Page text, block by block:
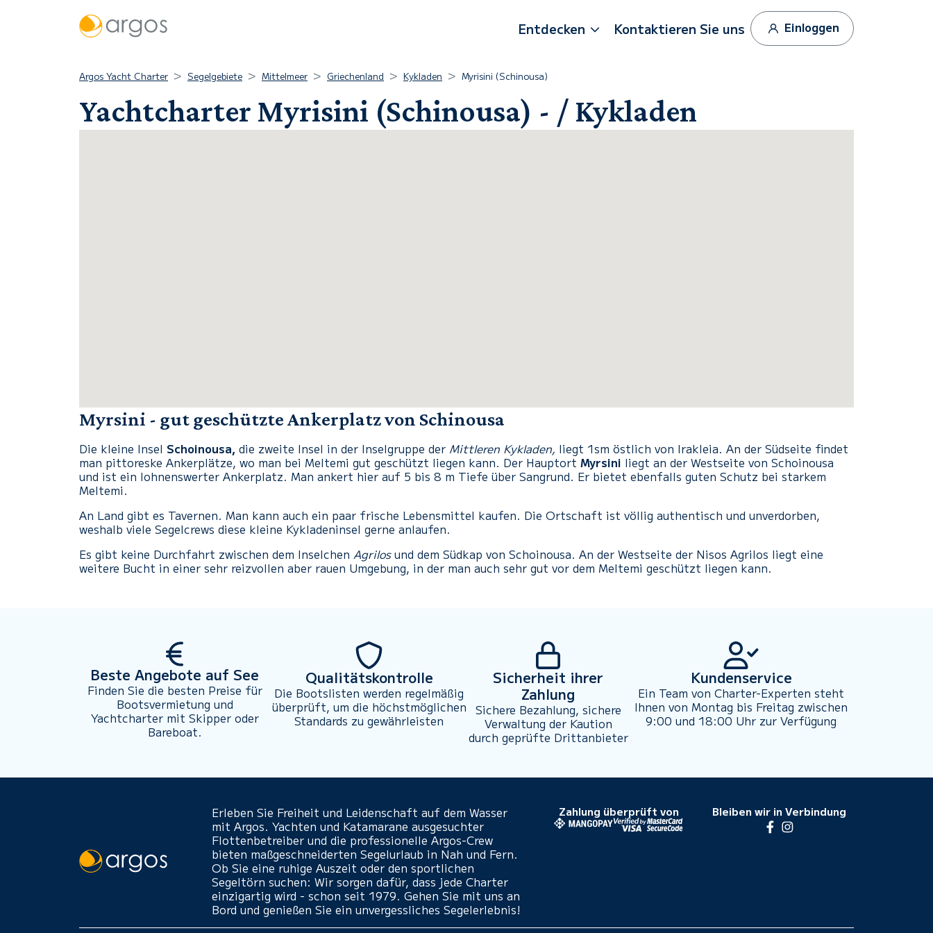
Entdecken Kontaktieren Sie uns Einloggen
Argos Yacht Charter Segelgebiete Mittelmeer Griechenland Kykladen Myrisini (Schinousa)
Yachtcharter Myrisini (Schinousa) - / Kykladen
Myrsini - gut geschützte Ankerplatz von Schinousa
Die kleine Insel Schoinousa, die zweite Insel in der Inselgruppe der Mittleren Kykladen, liegt 1sm östlich von Irakleia. An der Südseite findet
man pittoreske Ankerplätze, wo man bei Meltemi gut geschützt liegen kann. Der Hauptort Myrsini liegt an der Westseite von Schoinousa
und ist ein lohnenswerter Ankerplatz. Man ankert hier auf 5 bis 8 m Tiefe über Sangrund. Er bietet ebenfalls guten Schutz bei starkem
Meltemi.
An Land gibt es Tavernen. Man kann auch ein paar frische Lebensmittel kaufen. Die Ortschaft ist völlig authentisch und unverdorben,
weshalb viele Segelcrews diese kleine Kykladeninsel gerne anlaufen.
Es gibt keine Durchfahrt zwischen dem Inselchen Agrilosund dem Südkap von Schoinousa. An der Westseite der Nisos Agrilos liegt eine
weitere Bucht in einer sehr reizvollen aber rauen Umgebung, in der man auch sehr gut vor dem Meltemi geschützt liegen kann.
Beste Angebote auf See
Finden Sie die besten Preise für
Bootsvermietung und
Yachtcharter mit Skipper oder
Bareboat.
Qualitätskontrolle
Die Bootslisten werden regelmäßig
überprüft, um die höchstmöglichen
Standards zu gewährleisten
Sicherheit ihrer
Zahlung
Sichere Bezahlung, sichere
Verwaltung der Kaution
durch geprüfte Drittanbieter
Kundenservice
Ein Team von Charter-Experten steht
Ihnen von Montag bis Freitag zwischen
9:00 und 18:00 Uhr zur Verfügung
Erleben Sie Freiheit und Leidenschaft auf dem Wasser
mit Argos. Yachten und Katamarane ausgesuchter
Flottenbetreiber und die professionelle Argos-Crew
bieten maßgeschneiderten Segelurlaub in Nah und Fern.
Ob Sie eine ruhige Auszeit oder den sportlichen
Segeltörn suchen: Wir sorgen dafür, dass jede Charter
einzigartig wird - schon seit 1979. Gehen Sie mit uns an
Bord und genießen Sie ein unvergessliches Segelerlebnis!
Zahlung überprüft von Bleiben wir in Verbindung